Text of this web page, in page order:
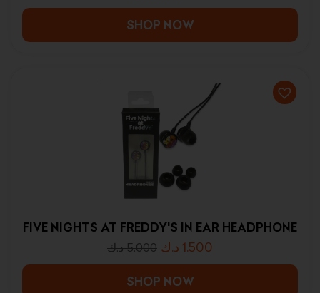
SHOP NOW
FIVE NIGHTS AT FREDDY'S IN EAR HEADPHONE
5.000 د.ك 1.500 د.ك
SHOP NOW